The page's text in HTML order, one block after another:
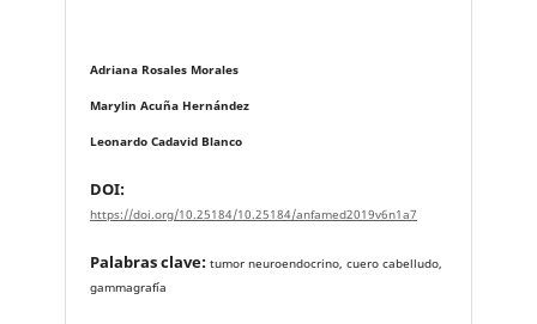
Adriana Rosales Morales
Marylin Acuña Hernández
Leonardo Cadavid Blanco
DOI:
https://doi.org/10.25184/10.25184/anfamed2019v6n1a7
Palabras clave: tumor neuroendocrino, cuero cabelludo,
gammagrafía